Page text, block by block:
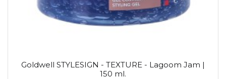
Goldwell STYLESIGN - TEXTURE - Lagoom Jam |
150 ml.